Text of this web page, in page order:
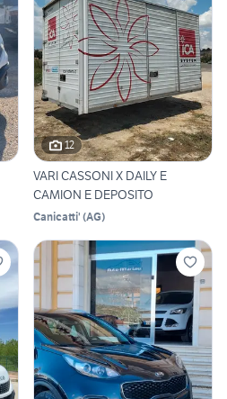
12
VARI CASSONI X DAILY E
CAMION E DEPOSITO
Canicatti' (AG)